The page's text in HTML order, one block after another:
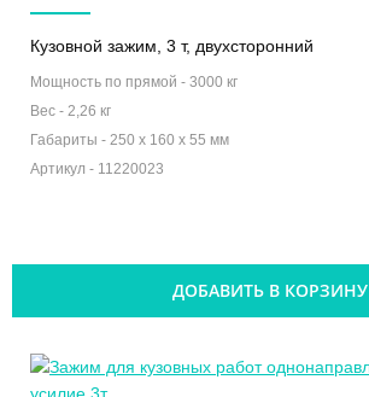
Кузовной зажим, 3 т, двухсторонний
Мощность по прямой - 3000 кг
Вес - 2,26 кг
Габариты - 250 x 160 x 55 мм
Артикул - 11220023
ДОБАВИТЬ В КОРЗИНУ